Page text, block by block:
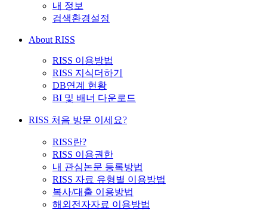
내 정보
검색환경설정
About RISS
RISS 이용방법
RISS 지식더하기
DB연계 현황
BI 및 배너 다운로드
RISS 처음 방문 이세요?
RISS란?
RISS 이용권한
내 관심논문 등록방법
RISS 자료 유형별 이용방법
복사/대출 이용방법
해외전자자료 이용방법